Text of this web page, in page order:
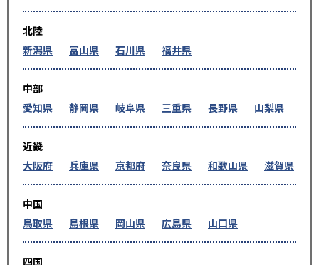
北陸
新潟県
富山県 石川県 福井県
中部
愛知県
静岡県 岐阜県 三重県 長野県 山梨県
近畿
大阪府
兵庫県 京都府 奈良県 和歌山県 滋賀県
中国
鳥取県
島根県 岡山県 広島県 山口県
四国